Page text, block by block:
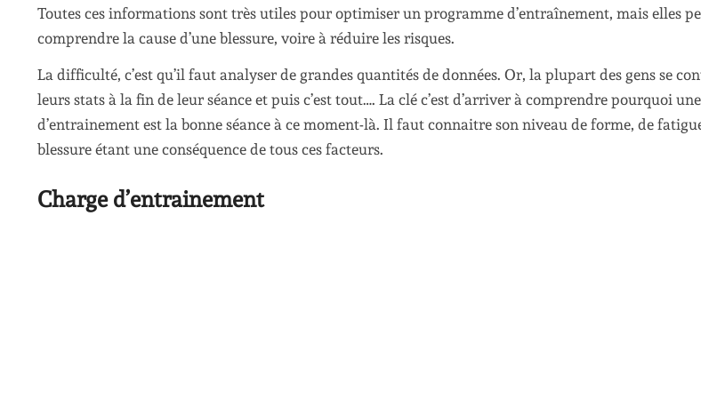
Toutes ces informations sont très utiles pour optimiser un programme d’entraînement, mais elles
comprendre la cause d’une blessure, voire à réduire les risques.
La difficulté, c’est qu’il faut analyser de grandes quantités de données. Or, la plupart des gens se
leurs stats à la fin de leur séance et puis c’est tout…. La clé c’est d’arriver à comprendre pourquoi
d’entrainement est la bonne séance à ce moment-là. Il faut connaitre son niveau de forme, de
blessure étant une conséquence de tous ces facteurs.
Charge d’entrainement